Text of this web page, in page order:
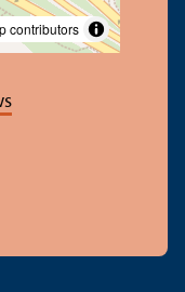
contributors